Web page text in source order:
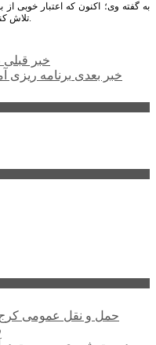
به گفته وی؛ اکنون که اعتبار خوبی
تلاش کنیم تا نتایج آن شکل اجرایی و عملیاتی به خود بگیرد.
خبر قبلی
خبر بعدی برنامه ریزی
حمل و نقل عمومی